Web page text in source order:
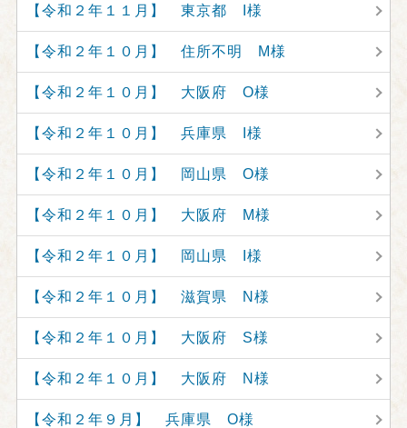
【令和２年１１月】 東京都 I様
【令和２年１０月】 住所不明 M様
【令和２年１０月】 大阪府 O様
【令和２年１０月】 兵庫県 I様
【令和２年１０月】 岡山県 O様
【令和２年１０月】 大阪府 M様
【令和２年１０月】 岡山県 I様
【令和２年１０月】 滋賀県 N様
【令和２年１０月】 大阪府 S様
【令和２年１０月】 大阪府 N様
【令和２年９月】 兵庫県 O様